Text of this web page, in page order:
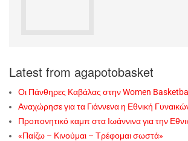
Latest from agapotobasket
Οι Πάνθηρες Καβάλας στην Women
Αναχώρησε για τα Γιάννενα η Εθνική
Προπονητικό καμπ στα Ιωάννινα για την
«Παίζω – Κινούμαι – Τρέφομαι σωστά»